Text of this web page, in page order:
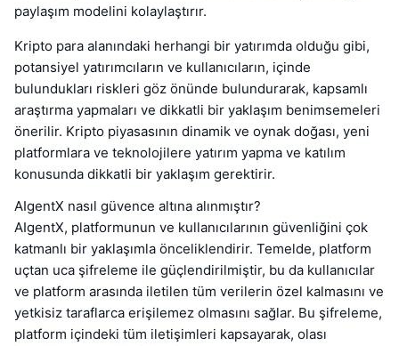
paylaşım modelini kolaylaştırır.
Kripto para alanındaki herhangi bir yatırımda olduğu gibi,
potansiyel yatırımcıların ve kullanıcıların, içinde
bulundukları riskleri göz önünde bulundurarak, kapsamlı
araştırma yapmaları ve dikkatli bir yaklaşım benimsemeleri
önerilir. Kripto piyasasının dinamik ve oynak doğası, yeni
platformlara ve teknolojilere yatırım yapma ve katılım
konusunda dikkatli bir yaklaşım gerektirir.
AIgentX nasıl güvence altına alınmıştır?
AIgentX, platformunun ve kullanıcılarının güvenliğini çok
katmanlı bir yaklaşımla önceliklendirir. Temelde, platform
uçtan uca şifreleme ile güçlendirilmiştir, bu da kullanıcılar
ve platform arasında iletilen tüm verilerin özel kalmasını ve
yetkisiz taraflarca erişilemez olmasını sağlar. Bu şifreleme,
platform içindeki tüm iletişimleri kapsayarak, olası